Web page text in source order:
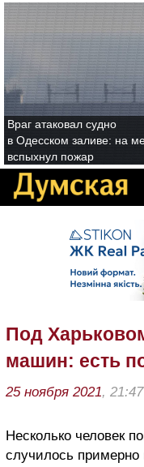
Враг атаковал судно
в Одесском заливе: на
вспыхнул пожар
Под
машин: есть
25 ноября 2021, 21:47
Несколько человек
случилось примерно